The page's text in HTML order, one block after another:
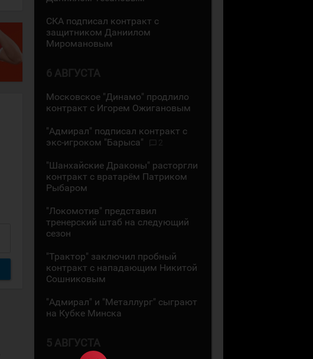
СКА подписал контракт с
защитником Даниилом
Миромановым
6 АВГУСТА
Московское "Динамо" продлило
контракт с Игорем Ожигановым
"Адмирал" подписал контракт с
экс-игроком "Барыса"
"Шанхайские Драконы" расторгли
контракт с вратарём Патриком
Рыбаром
"Локомотив" представил
тренерский штаб на следующий
сезон
"Трактор" заключил пробный
контракт с нападающим Никитой
Сошниковым
"Адмирал" и "Металлург" сыграют
на Кубке Минска
5 АВГУСТА